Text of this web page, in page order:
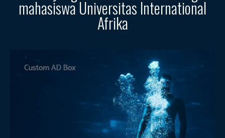
mahasiswa Universitas International
Afrika